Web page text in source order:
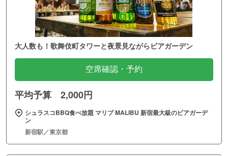
大人数も！歌舞伎町タワーと夜景見ながらビアガーデン
空席確認・予約
平均予算 2,000円
シュラスコBBQ食べ放題 マリブ MALIBU 新宿最大級のビアガーデ
ン
新宿駅／東京都